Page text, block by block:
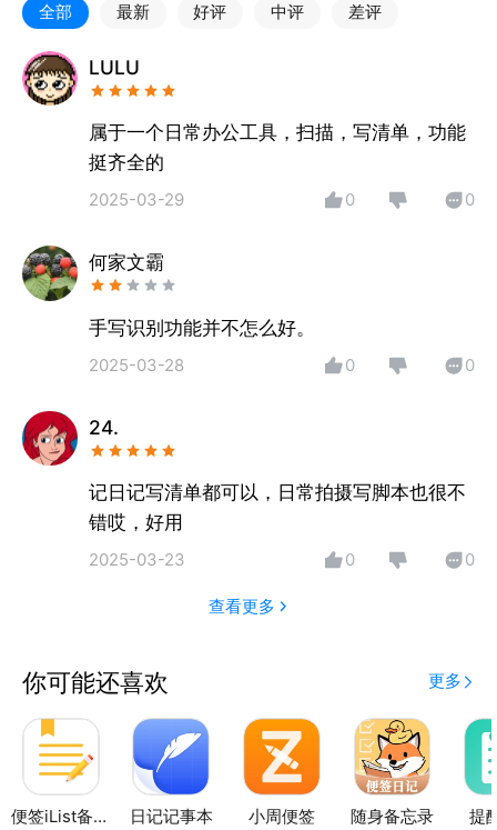
全部 最新 好评 中评 差评
LULU
属于一个日常办公工具，扫描，写清单，功能
挺齐全的
2025-03-29 0 0
何家文霸
手写识别功能并不怎么好。
2025-03-28 0 0
24.
记日记写清单都可以，日常拍摄写脚本也很不
错哎，好用
2025-03-23 0 0
查看更多
你可能还喜欢 更多
便签iList备忘录 日记记事本 小周便签 随身备忘录 提